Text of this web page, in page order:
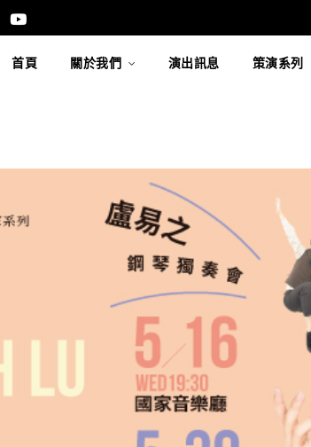
首頁 關於我們 演出訊息 策演系列